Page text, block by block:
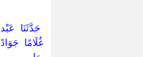
‏حَدَّثَنَا
غُلَامًا